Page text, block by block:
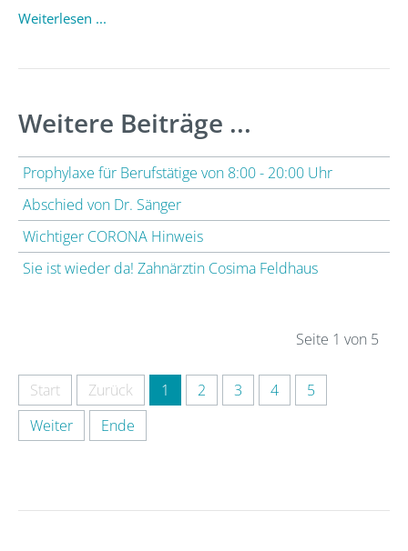
Weiterlesen ...
Weitere Beiträge ...
Prophylaxe für Berufstätige von 8:00 - 20:00 Uhr
Abschied von Dr. Sänger
Wichtiger CORONA Hinweis
Sie ist wieder da! Zahnärztin Cosima Feldhaus
Seite 1 von 5
Start Zurück 1 2 3 4
5
Weiter
Ende